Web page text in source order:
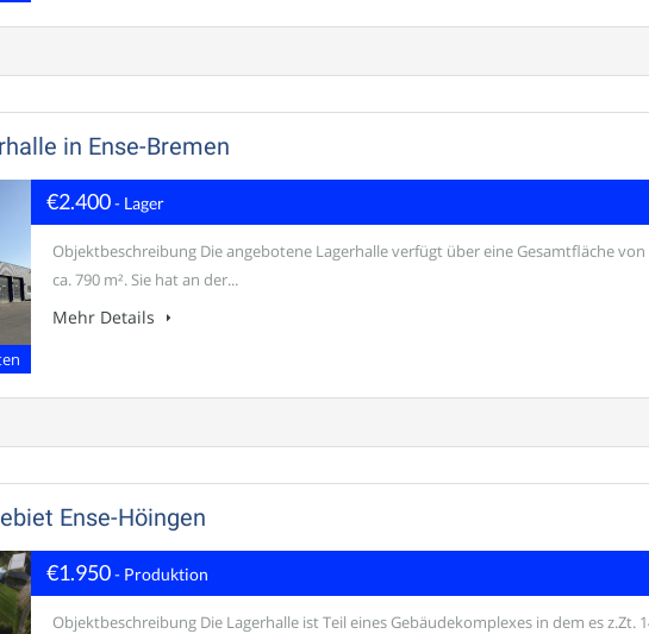
in Ense-Bremen
€2.400- Lager
Objektbeschreibung Die angebotene Lagerhalle verfügt über eine Gesamtfläche von
ca. 790 m². Sie hat an der...
Mehr Details
Ense-Höingen
€1.950- Produktion
Objektbeschreibung Die Lagerhalle ist Teil eines Gebäudekomplexes in dem es z.Zt.